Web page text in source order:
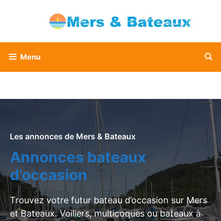
Menu
Les annonces de Mers & Bateaux
Annonces bateaux
d’occasion
Trouvez votre futur bateau d’occasion sur Mers
et Bateaux. Voiliers, multicoques ou bateaux à